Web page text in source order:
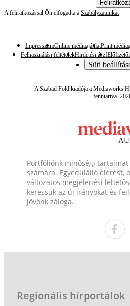
A feliratkozással Ön elfogadta a Szabályzatunkat
ImpresszumOnline médiaajánlatPrint
Felhasználási feltételekHirdetési ászf
Süti
A Szabad Föld kiadója a Mediaworks
fenntartva.
Portfóliónk minőségi
számára. Egyedülálló elérést,
változatos megjelenési
keressük az új irányokat és
jövőnk záloga.
Regionális hírportálok